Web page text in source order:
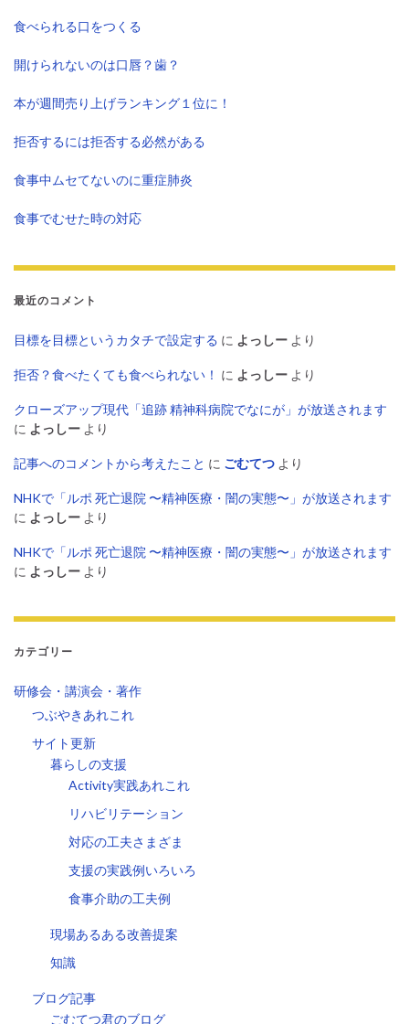
食べられる口をつくる
開けられないのは口唇？歯？
本が週間売り上げランキング１位に！
拒否するには拒否する必然がある
食事中ムセてないのに重症肺炎
食事でむせた時の対応
最近のコメント
目標を目標というカタチで設定する に よっしー より
拒否？食べたくても食べられない！ に よっしー より
クローズアップ現代「追跡 精神科病院でなにが」が放送されます
に よっしー より
記事へのコメントから考えたこと に ごむてつ より
NHKで「ルポ 死亡退院 〜精神医療・闇の実態〜」が放送されます
に よっしー より
NHKで「ルポ 死亡退院 〜精神医療・闇の実態〜」が放送されます
に よっしー より
カテゴリー
研修会・講演会・著作
つぶやきあれこれ
サイト更新
暮らしの支援
Activity実践あれこれ
リハビリテーション
対応の工夫さまざま
支援の実践例いろいろ
食事介助の工夫例
現場あるある改善提案
知識
ブログ記事
ごむてつ君のブログ